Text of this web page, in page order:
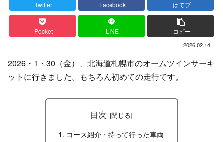
Twitter Facebook はてブ
Pocket LINE コピー
2026.02.14
2026・1・30（金）、北海道札幌市のオームツインサーキ
ットに行きました。もちろん初めての走行です。
目次
コース紹介・持って行った車両